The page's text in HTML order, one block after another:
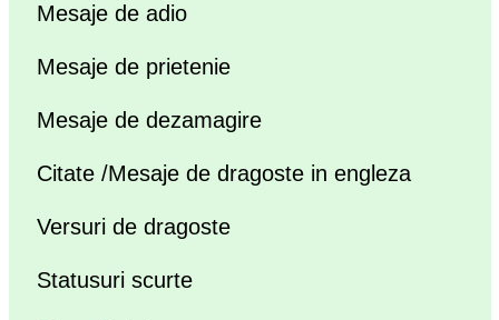
Mesaje de adio
Mesaje de prietenie
Mesaje de dezamagire
Citate /Mesaje de dragoste in engleza
Versuri de dragoste
Statusuri scurte